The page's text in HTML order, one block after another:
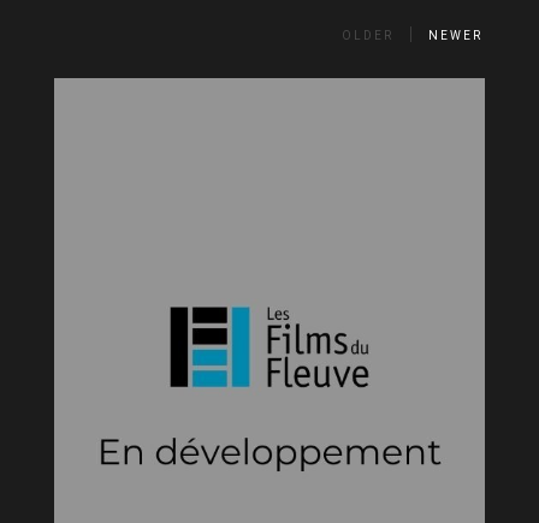
OLDER NEWER